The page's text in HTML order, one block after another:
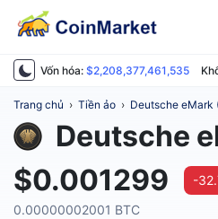
Vốn hóa: $2,208,377,461,535
Trang chủ › Tiền ảo › Deutsche eMark
Deutsche
$0.001299
-
0.00000002001 BTC